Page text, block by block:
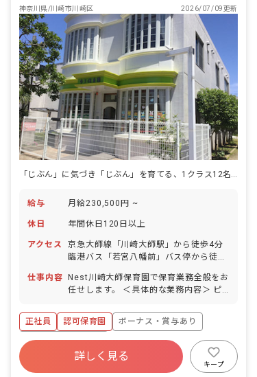
神奈川県/川崎市川崎区
2026/07/09更新
「じぶん」に気づき「じぶん」を育てる、1クラス12名の保育で確かな関わりを。
給与 月給230,500円 ~
休日 年間休日120日以上
アクセス
京急大師線「川崎大師駅」から徒歩4分
臨港バス「若宮八幡前」バス停から徒歩
場契約）
仕事内容
Nest川崎大師保育園で保育業務全般をお
任せします。 ＜具体的な業務内容＞ ピ
通信作成 壁面制作 外遊び 園外へのお散
歩
正社員 認可保育園
ボーナス・賞与あり
年間休日120日以上
寮・住宅・家賃補助あり
社会保険完備
詳しく見る
キープ